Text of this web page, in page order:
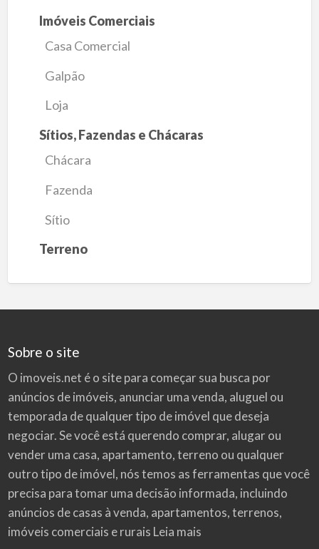
Imóveis Comerciais
Casa Comercial
Galpão
Loja
Sítios, Fazendas e Chácaras
Chácara
Fazenda
Sítio
Terreno
Sobre o site
O imoveis.net é o site para começar sua busca por
anúncios de imóveis, anunciar uma venda, aluguel ou
temporada de qualquer tipo de imóvel que deseja
negociar. Se você está querendo comprar, alugar ou
vender uma casa, apartamento, terreno ou qualquer
outro tipo de imóvel, nós temos as ferramentas que você
precisa para tomar uma decisão informada, incluindo
anúncios de casas à venda, apartamentos, terrenos,
imóveis comerciais e rurais Leia mais